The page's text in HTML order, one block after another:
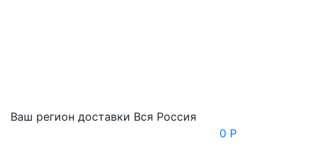
Ваш регион доставки Вся Россия
0 Р